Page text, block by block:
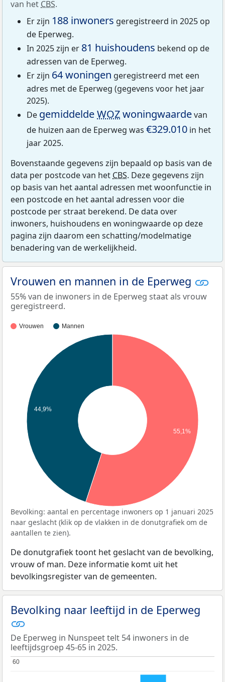
van het CBS.
Er zijn 188 inwoners geregistreerd in 2025 op
de Eperweg.
In 2025 zijn er 81 huishoudens bekend op de
adressen van de Eperweg.
Er zijn 64 woningen geregistreerd met een
adres met de Eperweg (gegevens voor het jaar
2025).
De gemiddeldeWOZwoningwaardevan
de huizen aan de Eperweg was €329.010 in het
jaar 2025.
Bovenstaande gegevens zijn bepaald op basis van de
data per postcode van het CBS. Deze gegevens zijn
op basis van het aantal adressen met woonfunctie in
een postcode en het aantal adressen voor die
postcode per straat berekend. De data over
inwoners, huishoudens en woningwaarde op deze
pagina zijn daarom een schatting/modelmatige
benadering van de werkelijkheid.
Vrouwen en mannen in de Eperweg
55% van de inwoners in de Eperweg staat als vrouw
geregistreerd.
Vrouwen Mannen
44,9%
55,1%
Bevolking: aantal en percentage inwoners op 1 januari 2025
naar geslacht (klik op de vlakken in de donutgrafiek om de
aantallen te zien).
De donutgrafiek toont het geslacht van de bevolking,
vrouw of man. Deze informatie komt uit het
bevolkingsregister van de gemeenten.
Bevolking naar leeftijd in de Eperweg
De Eperweg in Nunspeet telt 54 inwoners in de
leeftijdsgroep 45-65 in 2025.
60
60